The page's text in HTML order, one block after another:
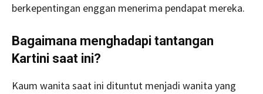
berkepentingan enggan menerima pendapat mereka.
Bagaimana menghadapi tantangan
Kartini saat ini?
Kaum wanita saat ini dituntut menjadi wanita yang